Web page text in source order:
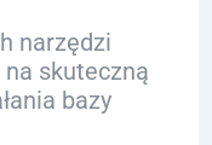
narzędzi
skuteczną
bazy